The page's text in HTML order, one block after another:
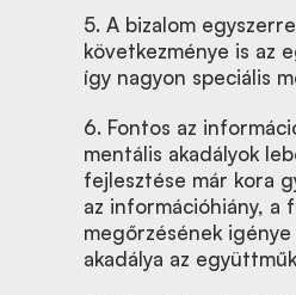
5. A bizalom
következménye is az
így nagyon speciális
6. Fontos az
mentális akadályok
fejlesztése már kora
az információhiány, a
megőrzésének
akadálya az